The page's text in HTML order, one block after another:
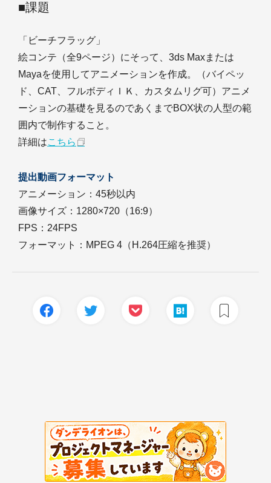
■課題
「ビーチフラッグ」
絵コンテ（全9ページ）にそって、3ds Maxまたは
Mayaを使用してアニメーションを作成。（バイペッ
ド、CAT、フルボディＩＫ、カスタムリグ可）アニメ
ーションの基礎を見るのであくまでBOX状の人型の範
囲内で制作すること。
詳細はこちら
提出動画フォーマット
アニメーション：45秒以内
画像サイズ：1280×720（16:9）
FPS：24FPS
フォーマット：MPEG 4（H.264圧縮を推奨）